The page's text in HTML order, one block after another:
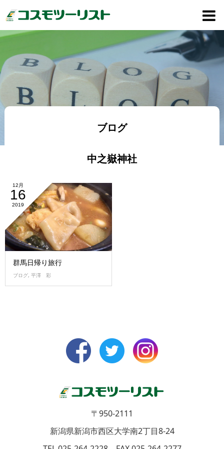
ブログ
中之嶽神社
12月
16
2019
群馬日帰り旅行
ブログ, 平澤 彩
〒950-2111
新潟県新潟市西区大学南2丁目8-24